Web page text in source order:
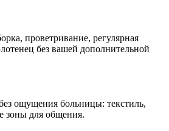
проветривание, регулярная
без вашей дополнительной
ощущения больницы: текстиль,
зоны для общения.